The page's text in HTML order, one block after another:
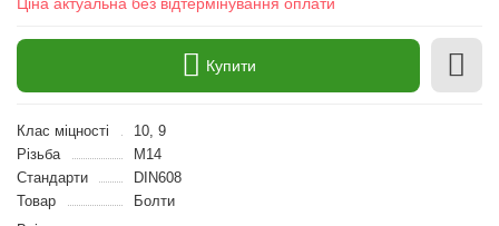
Купити
Клас міцності
10, 9
Різьба
M14
Стандарти
DIN608
Товар
Болти